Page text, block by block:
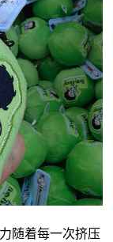
随着每一次挤压